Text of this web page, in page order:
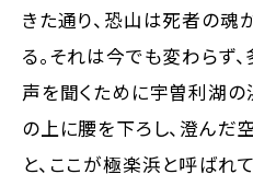
きた通り、恐山は死者の魂
る。それは今でも変わらず
声を聞くために宇曽利湖の
の上に腰を下ろし、澄んだ
と、ここが極楽浜と呼ばれ